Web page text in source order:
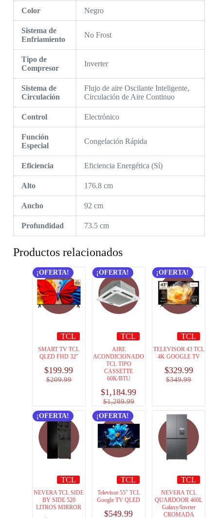
Color Negro
Sistema de
Enfriamiento
No Frost
Tipo de
Compresor
Inverter
Sistema de
Circulación
Flujo de aire Oscilante Inteligente,
Circulación de Aire Continuo
Control Electrónico
Función
Especial
Congelación Rápida
Eficiencia Eficiencia Energética (Sí)
Alto 176.8 cm
Ancho 92 cm
Profundidad 73.5 cm
Productos relacionados
¡OFERTA!
TCL
SMART TV TCL
QLED FHD 32″
$209.99
$199.99
¡OFERTA!
TCL
AIRE
ACONDICIONADO
TCL TIPO
CASSETTE
60K/BTU
$1,289.99
$1,184.99
¡OFERTA!
TCL
TELEVISOR 43 TCL
4K GOOGLE TV
$349.99
$329.99
¡OFERTA!
TCL
NEVERA TCL SIDE
BY SIDE 520
LITROS MIRROR
¡OFERTA!
TCL
Televisor 55″ TCL
Google TV QLED
$549.99
TCL
NEVERA TCL
QUARDOOR 460L
Galaxy/Invrter
CROMADA